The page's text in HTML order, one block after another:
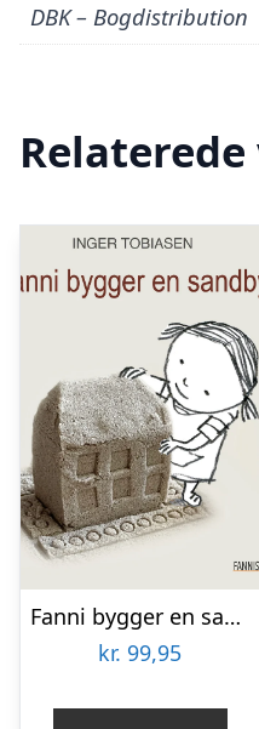
DBK – Bogdistribution
Fanni bygger en sandby
kr. 99,95